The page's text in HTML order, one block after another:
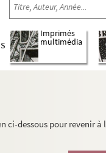
Imprimés
multimédia
ci-dessous pour revenir